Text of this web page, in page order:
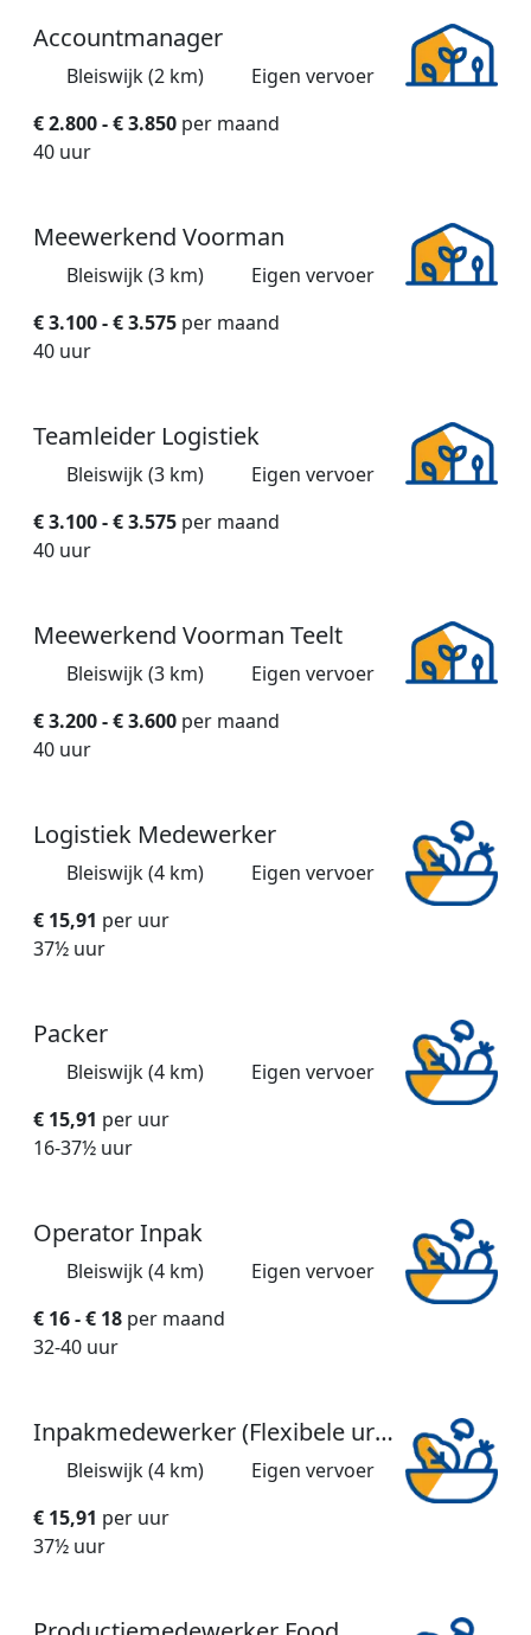
Accountmanager
Bleiswijk (2 km)
Eigen vervoer
€ 2.800 - € 3.850 per maand
40 uur
Meewerkend Voorman
Bleiswijk (3 km)
Eigen vervoer
€ 3.100 - € 3.575 per maand
40 uur
Teamleider Logistiek
Bleiswijk (3 km)
Eigen vervoer
€ 3.100 - € 3.575 per maand
40 uur
Meewerkend Voorman Teelt
Bleiswijk (3 km)
Eigen vervoer
€ 3.200 - € 3.600 per maand
40 uur
Logistiek Medewerker
Bleiswijk (4 km)
Eigen vervoer
€ 15,91 per uur
37½ uur
Packer
Bleiswijk (4 km)
Eigen vervoer
€ 15,91 per uur
16-37½ uur
Operator Inpak
Bleiswijk (4 km)
Eigen vervoer
€ 16 - € 18 per maand
32-40 uur
Inpakmedewerker (Flexibele uren)
Bleiswijk (4 km)
Eigen vervoer
€ 15,91 per uur
37½ uur